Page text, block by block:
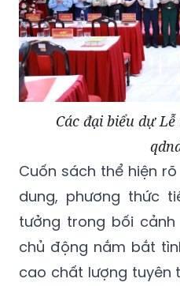
Các đại biểu dự
Cuốn sách thể hiện
dung, phương thức
tưởng trong bối
chủ động nắm bắt
cao chất lượng tuyên